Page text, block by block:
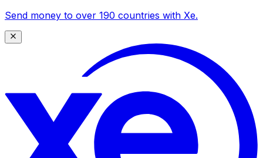
Send money to over 190 countries with Xe.